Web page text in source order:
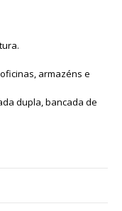
armazéns e
dupla, bancada de